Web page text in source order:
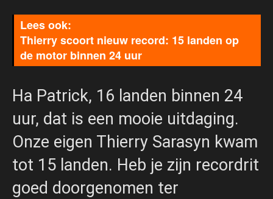
Thierry scoort nieuw record: 15 landen op
de motor binnen 24 uur
Ha Patrick, 16 landen binnen 24
uur, dat is een mooie uitdaging.
Onze eigen Thierry Sarasyn kwam
tot 15 landen. Heb je zijn recordrit
goed doorgenomen ter